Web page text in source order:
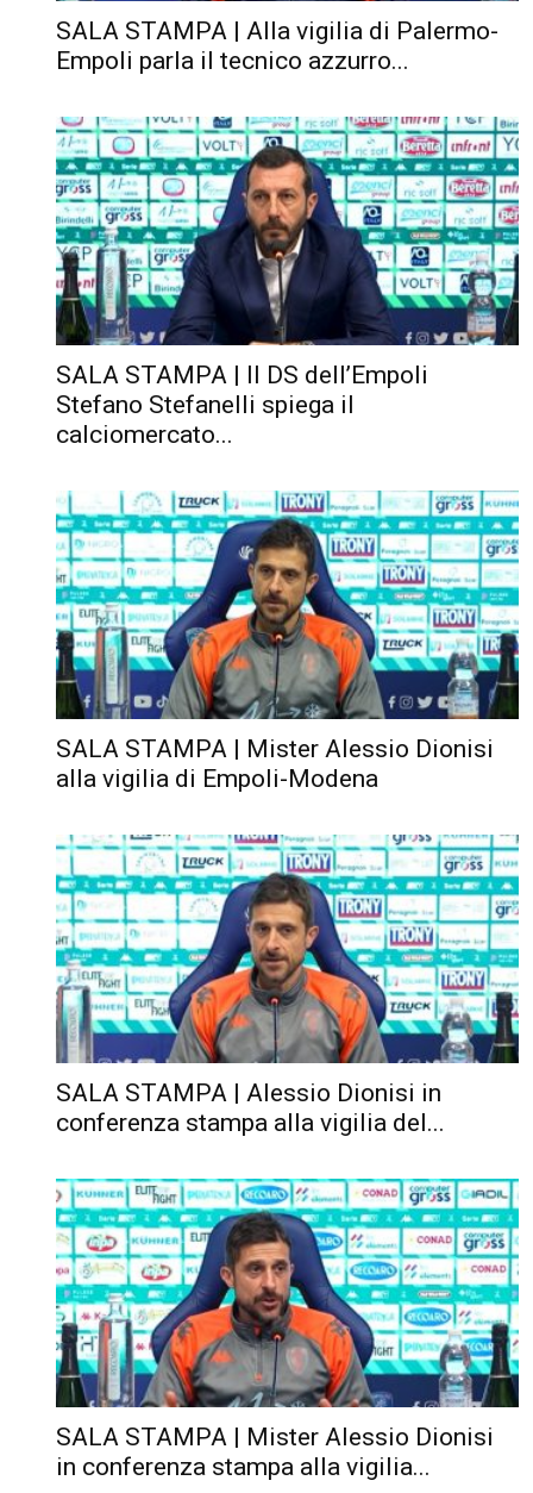
SALA STAMPA | Alla vigilia di Palermo-
Empoli parla il tecnico azzurro...
SALA STAMPA | Il DS dell’Empoli
Stefano Stefanelli spiega il
calciomercato...
SALA STAMPA | Mister Alessio Dionisi
alla vigilia di Empoli-Modena
SALA STAMPA | Alessio Dionisi in
conferenza stampa alla vigilia del...
SALA STAMPA | Mister Alessio Dionisi
in conferenza stampa alla vigilia...